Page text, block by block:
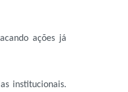
ações já
institucionais.